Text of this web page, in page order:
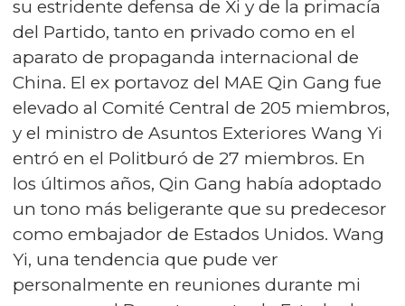
su estridente defensa de Xi y de la primacía
del Partido, tanto en privado como en el
aparato de propaganda internacional de
China. El ex portavoz del MAE Qin Gang fue
elevado al Comité Central de 205 miembros,
y el ministro de Asuntos Exteriores Wang Yi
entró en el Politburó de 27 miembros. En
los últimos años, Qin Gang había adoptado
un tono más beligerante que su predecesor
como embajador de Estados Unidos. Wang
Yi, una tendencia que pude ver
personalmente en reuniones durante mi